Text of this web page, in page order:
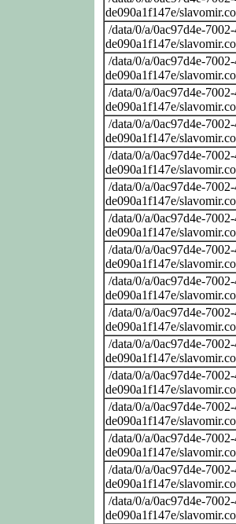
de090a1f147e/
/data/0/a/0ac97d4e-
de090a1f147e/
/data/0/a/0ac97d4e-
de090a1f147e/
/data/0/a/0ac97d4e-
de090a1f147e/
/data/0/a/0ac97d4e-
de090a1f147e/
/data/0/a/0ac97d4e-
de090a1f147e/
/data/0/a/0ac97d4e-
de090a1f147e/
/data/0/a/0ac97d4e-
de090a1f147e/
/data/0/a/0ac97d4e-
de090a1f147e/
/data/0/a/0ac97d4e-
de090a1f147e/
/data/0/a/0ac97d4e-
de090a1f147e/
/data/0/a/0ac97d4e-
de090a1f147e/
/data/0/a/0ac97d4e-
de090a1f147e/
/data/0/a/0ac97d4e-
de090a1f147e/
/data/0/a/0ac97d4e-
de090a1f147e/
/data/0/a/0ac97d4e-
de090a1f147e/
/data/0/a/0ac97d4e-
de090a1f147e/